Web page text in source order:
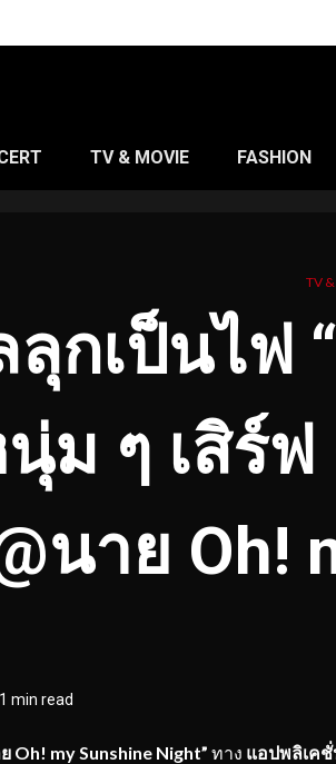
TV & MOVIE FASHION
TV
ลุกเป็นไฟ
ม ๆ เสิร์
นาย Oh!
1 min read
Oh! my Sunshine Night” ทาง แอปพลิเค